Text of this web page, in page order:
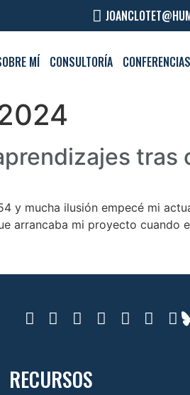
MÍ CONSULTORÍA
y mucha ilusión empecé mi
arrancaba mi proyecto cuando
RECURSOS